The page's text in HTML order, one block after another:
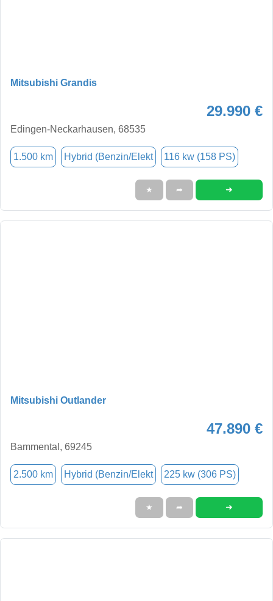
Mitsubishi Grandis
29.990 €
Edingen-Neckarhausen, 68535
1.500 km Hybrid (Benzin/Elekt 116 kw (158 PS)
★ ➦ ➜
Mitsubishi Outlander
47.890 €
Bammental, 69245
2.500 km Hybrid (Benzin/Elekt 225 kw (306 PS)
★ ➦ ➜